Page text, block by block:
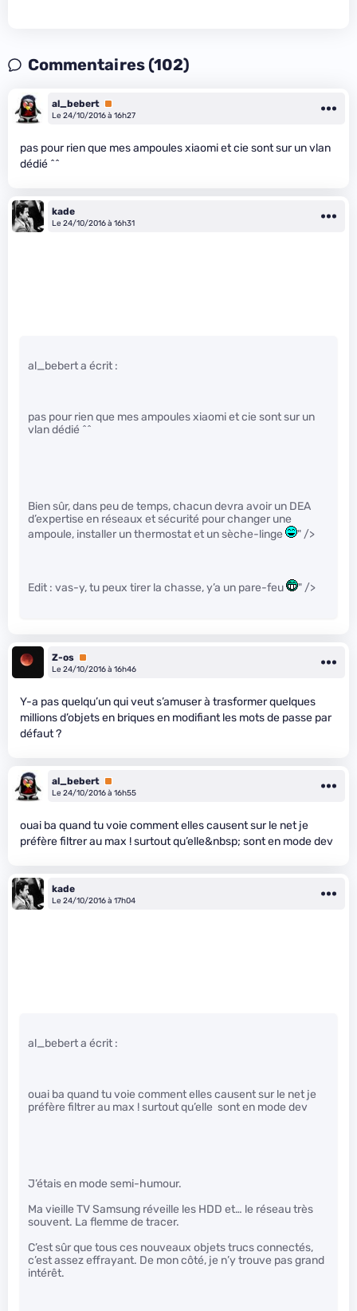
Commentaires (102)
al_bebert Premium
Le 24/10/2016 à 16h27
pas pour rien que mes ampoules xiaomi et cie sont sur un vlan
dédié ^^
kade
Le 24/10/2016 à 16h31
al_bebert a écrit :
pas pour rien que mes ampoules xiaomi et cie sont sur un
vlan dédié ^^
Bien sûr, dans peu de temps, chacun devra avoir un DEA
d’expertise en réseaux et sécurité pour changer une
ampoule, installer un thermostat et un sèche-linge
" />
Edit : vas-y, tu peux tirer la chasse, y’a un pare-feu " />
Z-os Premium
Le 24/10/2016 à 16h46
Y-a pas quelqu’un qui veut s’amuser à trasformer quelques
millions d’objets en briques en modifiant les mots de passe par
défaut ?
al_bebert Premium
Le 24/10/2016 à 16h55
ouai ba quand tu voie comment elles causent sur le net je
préfère filtrer au max ! surtout qu’elle&nbsp; sont en mode dev
kade
Le 24/10/2016 à 17h04
al_bebert a écrit :
ouai ba quand tu voie comment elles causent sur le net je
préfère filtrer au max ! surtout qu’elle sont en mode dev
J’étais en mode semi-humour.
Ma vieille TV Samsung réveille les HDD et… le réseau très
souvent. La flemme de tracer.
C’est sûr que tous ces nouveaux objets trucs connectés,
c’est assez effrayant. De mon côté, je n’y trouve pas grand
intérêt.